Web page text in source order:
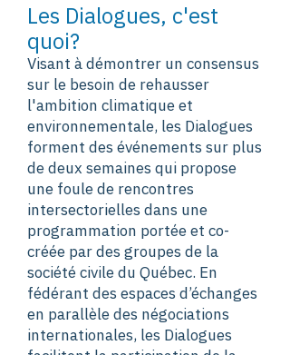
Les Dialogues, c'est
quoi?
Visant à démontrer un consensus
sur le besoin de rehausser
l'ambition climatique et
environnementale, les Dialogues
forment des événements sur plus
de deux semaines qui propose
une foule de rencontres
intersectorielles dans une
programmation portée et co-
créée par des groupes de la
société civile du Québec. En
fédérant des espaces d’échanges
en parallèle des négociations
internationales, les Dialogues